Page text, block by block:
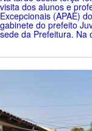
visita dos alunos e
Excepcionais (APAE)
gabinete do prefeito
sede da Prefeitura. Na